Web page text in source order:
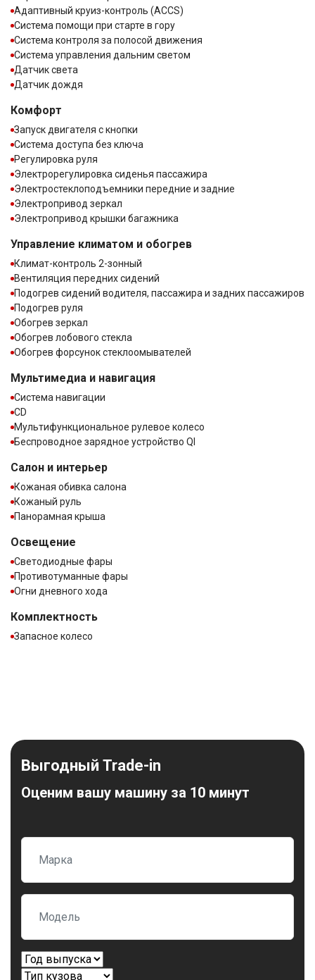
Адаптивный круиз-контроль (ACCS)
Система помощи при старте в гору
Система контроля за полосой движения
Система управления дальним светом
Датчик света
Датчик дождя
Комфорт
Запуск двигателя с кнопки
Система доступа без ключа
Регулировка руля
Электрорегулировка сиденья пассажира
Электростеклоподъемники передние и задние
Электропривод зеркал
Электропривод крышки багажника
Управление климатом и обогрев
Климат-контроль 2-зонный
Вентиляция передних сидений
Подогрев сидений водителя, пассажира и задних пассажиров
Подогрев руля
Обогрев зеркал
Обогрев лобового стекла
Обогрев форсунок стеклоомывателей
Мультимедиа и навигация
Система навигации
CD
Мультифункциональное рулевое колесо
Беспроводное зарядное устройство QI
Салон и интерьер
Кожаная обивка салона
Кожаный руль
Панорамная крыша
Освещение
Светодиодные фары
Противотуманные фары
Огни дневного хода
Комплектность
Запасное колесо
Выгодный Trade-in
Оценим вашу машину за 10 минут